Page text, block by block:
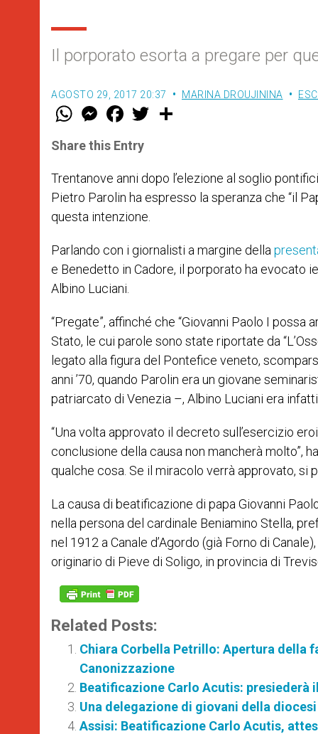
Il porporato esorta a pregare per
AGOSTO 29, 2017 20:37 MARINA DROUJININA
W
t
s
p
p
M
e
s
e
g
e
r
F
a
e
b
o
k
w
r
Share this Entry
Trentanove anni dopo l’elezione al soglio
Pietro Parolin ha espresso la speranza che “il
questa intenzione.
Parlando con i giornalisti a margine della
e Benedetto in Cadore, il porporato ha evocato
Albino Luciani.
“Pregate”, affinché che “Giovanni Paolo I
Stato, le cui parole sono state riportate da
legato alla figura del Pontefice veneto,
anni ’70, quando Parolin era un giovane
patriarcato di Venezia –, Albino Luciani era
“Una volta approvato il decreto sull’esercizio
conclusione della causa non mancherà molto”,
qualche cosa. Se il miracolo verrà approvato, si
La causa di beatificazione di papa Giovanni
nella persona del cardinale Beniamino Stella,
nel 1912 a Canale d’Agordo (già Forno di
originario di Pieve di Soligo, in provincia di
Related Posts:
Chiara Corbella Petrillo: Apertura della
Canonizzazione
Beatificazione Carlo Acutis: presiederà
Una delegazione di giovani della
Assisi: Beatificazione Carlo Acutis,